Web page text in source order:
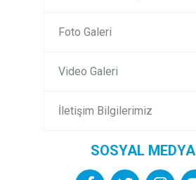
Foto Galeri
Video Galeri
İletişim Bilgilerimiz
SOSYAL MEDYA